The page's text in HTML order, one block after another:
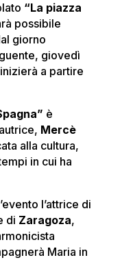
“La piazza
possibile
giorno
giovedì
a partire
è
Mercè
alla cultura,
in cui ha
l’attrice di
di Zaragoza,
Maria in